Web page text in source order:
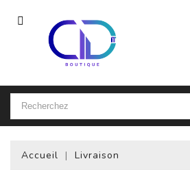
Catégorie
Accueil
Ordinateur
Portable
Accessoires
Accueil Livraison